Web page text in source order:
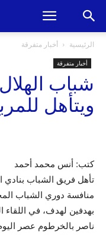
الرئيسية أخبار متفرقة
أخبار متفرقة
شباب
ويتأهل
كتب: أنس محمد أحمد
تأهل فريق الشباب بنادي
منافسة دوري الشباب
بهدفين لهدف، في
ناصر بالخرطوم عصر